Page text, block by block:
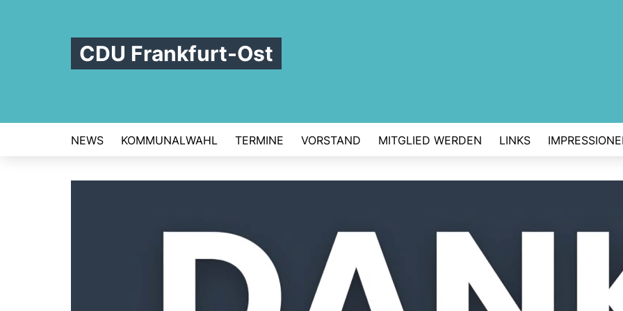
CDU Frankfurt-Ost
NEWS KOMMUNALWAHL TERMINE VORSTAND MITGLIED WERDEN LINKS